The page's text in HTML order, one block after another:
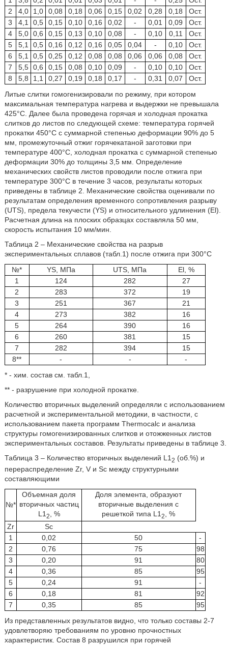
2
4,0 1,0 0,08 0,18 0,06 0,15 0,02 0,28 0,18
Ост.
3
4,1 0,5 0,15 0,10 0,16 0,02 - 0,01 0,09
Ост.
4
5,0 0,6 0,15 0,13 0,10 0,08 - 0,10 0,11
Ост.
5
5,1 0,5 0,16 0,12 0,16 0,05 0,04 - 0,10
Ост.
6
5,1 0,5 0,25 0,12 0,08 0,08 0,06 0,06 0,08
Ост.
7
5,5 0,6 0,15 0,08 0,10 0,09 - 0,10 0,10
Ост.
8
5,8 1,1 0,27 0,19 0,18 0,17 - 0,31 0,07
Ост.
Литые слитки гомогенизировали по режиму, при котором
максимальная температура нагрева и выдержки не превышала
425°С. Далее была проведена горячая и холодная прокатка
слитков до листов по следующей схеме: температура горячей
прокатки 450°С с суммарной степенью деформации 90% до 5
мм, промежуточный отжиг горячекатаной заготовки при
температуре 400°С, холодная прокатка с суммарной степенью
деформации 30% до толщины 3,5 мм. Определение
механических свойств листов проводили после отжига при
температуре 300°С в течение 3 часов, результаты которых
приведены в таблице 2. Механические свойства оценивали по
результатам определения временного сопротивления разрыву
(UTS), предела текучести (YS) и относительного удлинения (El).
Расчетная длина на плоских образцах составляла 50 мм,
скорость испытания 10 мм/мин.
Таблица 2 – Механические свойства на разрыв
экспериментальных сплавов (табл.1) после отжига при 300°С
№*
YS, МПа UTS, МПа
El, %
1
124 282
27
2
283 372
19
3
251 367
21
4
273 382
16
5
264 390
16
6
260 381
15
7
282 394
15
8**
- -
-
* - хим. состав см. табл.1,
** - разрушение при холодной прокатке.
Количество вторичных выделений определяли с использованием
расчетной и экспериментальной методики, в частности, с
использованием пакета программ Thermocalc и анализа
структуры гомогенизированных слитков и отожженных листов
экспериментальных составов. Результаты приведены в таблице 3.
Таблица 3 – Количество вторичных выделений L12 (об.%) и
перераспределение Zr, V и Sc между структурными
составляющими
№*
Объемная доля
вторичных частиц
L1 2 , %
Доля элемента, образуют
вторичные выделения с
решеткой типа L12
, %
Zr
Sc
1
0,02 50
-
2
0,76 75
98
3
0,20 91
80
4
0,36 85
95
5
0,24 91
-
6
0,18 81
92
7
0,35 85
95
Из представленных результатов видно, что только составы 2-7
удовлетворяю требованиям по уровню прочностных
характеристик. Состав 8 разрушился при горячей